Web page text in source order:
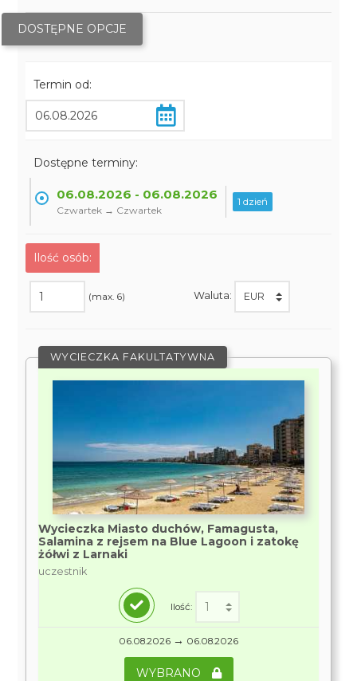
DOSTĘPNE OPCJE
Termin od:
Dostępne terminy:
06.08.2026 - 06.08.2026
Czwartek → Czwartek
1 dzień
Ilość osób:
(max. 6) Waluta:
WYCIECZKA FAKULTATYWNA
Wycieczka Miasto duchów, Famagusta,
Salamina z rejsem na Blue Lagoon i zatokę
żółwi z Larnaki
uczestnik
Ilość:
06.08.2026 → 06.08.2026
WYBRANO